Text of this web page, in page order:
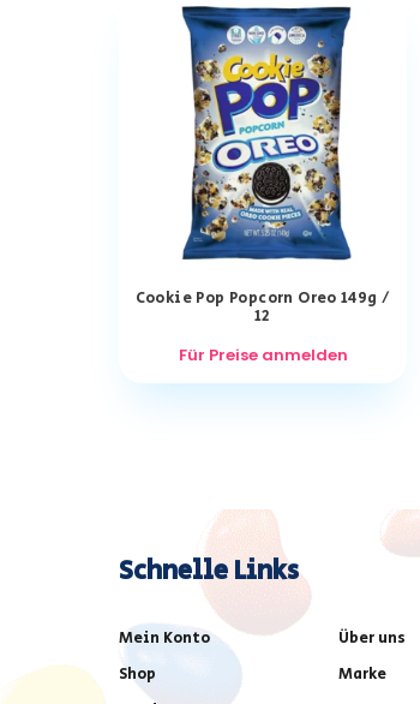
Cookie Pop Popcorn Oreo 149g /
12
Für Preise anmelden
Schnelle Links
Mein Konto
Über uns
Shop
Marke